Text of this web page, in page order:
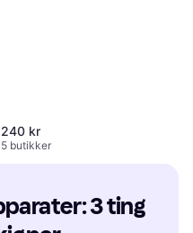
240 kr
5 butikker
3 ting